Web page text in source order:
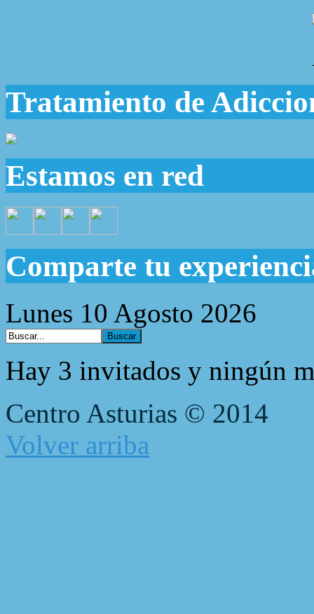
Tratamiento de
Estamos en red
Comparte tu
Lunes 10 Agosto 2026
Hay 3 invitados y ningún
Centro Asturias © 2014
Volver arriba